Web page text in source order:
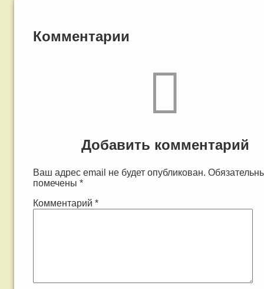
Комментарии
Добавить комментарий
Ваш адрес email не будет опубликован.
помечены *
Комментарий *